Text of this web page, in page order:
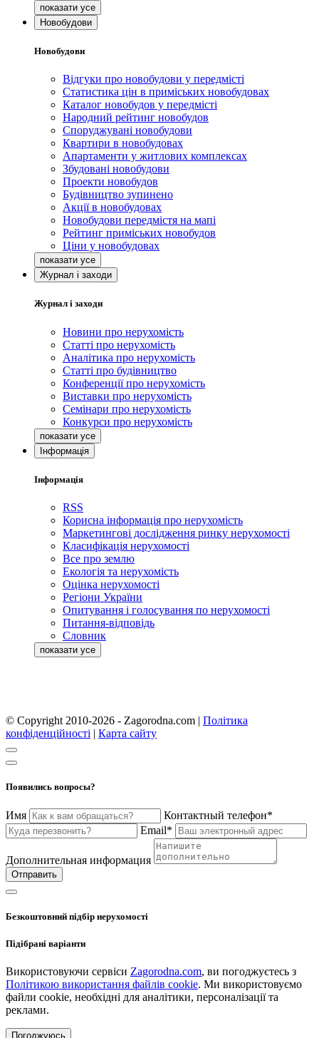
Новобудови
Новобудови
Відгуки про новобудови у передмісті
Статистика цін в приміських новобудовах
Каталог новобудов у передмісті
Народний рейтинг новобудов
Споруджувані новобудови
Квартири в новобудовах
Апартаменти у житлових комплексах
Збудовані новобудови
Проекти новобудов
Будівництво зупинено
Акції в новобудовах
Новобудови передмістя на мапі
Рейтинг приміських новобудов
Ціни у новобудовах
Журнал і заходи
Журнал і заходи
Новини про нерухомість
Статті про нерухомість
Аналітика про нерухомість
Статті про будівництво
Конференції про нерухомість
Виставки про нерухомість
Семінари про нерухомість
Конкурси про нерухомість
Інформація
Інформація
RSS
Корисна інформація про нерухомість
Маркетингові дослідження ринку нерухомості
Класифікація нерухомості
Все про землю
Екологія та нерухомість
Оцінка нерухомості
Регіони України
Опитування і голосування по нерухомості
Питання-відповідь
Словник
© Copyright 2010-2026 - Zagorodna.com | Політика
конфіденційності | Карта сайту
Появились вопросы?
Имя
Контактный телефон*
Email*
Дополнительная информация
Отправить
Безкоштовний підбір нерухомості
Підібрані варіанти
Використовуючи сервіси Zagorodna.com, ви погоджуєтесь з
Політикою використання файлів cookie. Ми використовуємо
файли cookie, необхідні для аналітики, персоналізації та
реклами.
Погоджуюсь